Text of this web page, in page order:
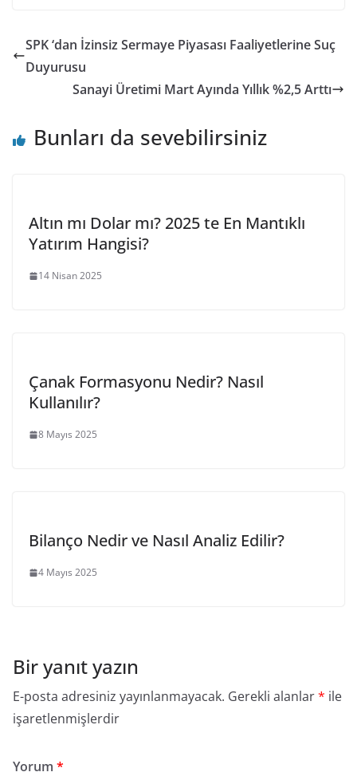
SPK ‘dan İzinsiz Sermaye Piyasası Faaliyetlerine Suç
Duyurusu
Sanayi Üretimi Mart Ayında Yıllık %2,5 Arttı
Bunları da sevebilirsiniz
Altın mı Dolar mı? 2025 te En Mantıklı
Yatırım Hangisi?
14 Nisan 2025
Çanak Formasyonu Nedir? Nasıl
Kullanılır?
8 Mayıs 2025
Bilanço Nedir ve Nasıl Analiz Edilir?
4 Mayıs 2025
Bir yanıt yazın
E-posta adresiniz yayınlanmayacak. Gerekli alanlar* ile
işaretlenmişlerdir
Yorum *